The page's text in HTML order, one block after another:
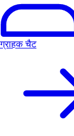
चैट